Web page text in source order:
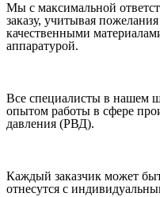
Мы с максимальной
заказу, учитывая
качественными
аппаратурой.
Все специалисты в нашем
опытом работы в сфере
давления (РВД).
Каждый заказчик может
отнесутся с